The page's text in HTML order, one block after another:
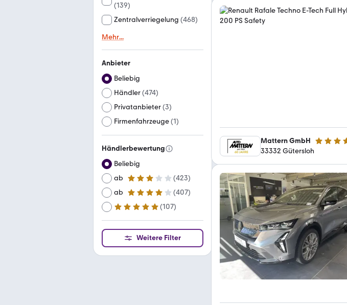
(139)
Zentralverriegelung (468)
Mehr...
Anbieter
Beliebig
Händler(474)
Privatanbieter(3)
Firmenfahrzeuge(1)
Händlerbewertung
Beliebig
ab
3 Sterne (423)
ab
4 Sterne (407)
ab
5 Sterne (107)
Weitere Filter
Mattern GmbH 4.9 Sterne
33332 Gütersloh